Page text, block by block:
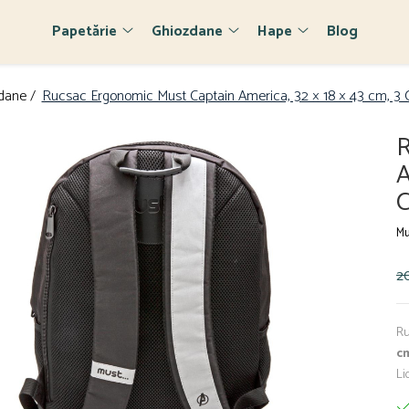
Papetărie Ghiozdane Hape Blog
/ Rucsac Ergonomic Must Captain America, 32 × 18 × 43 cm, 3